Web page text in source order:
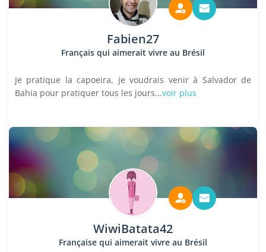
Fabien27
Français qui aimerait vivre au Brésil
Je pratique la capoeira, je voudrais venir à Salvador de
Bahia pour pratiquer tous les jours...voir plus
WiwiBatata42
Française qui aimerait vivre au Brésil